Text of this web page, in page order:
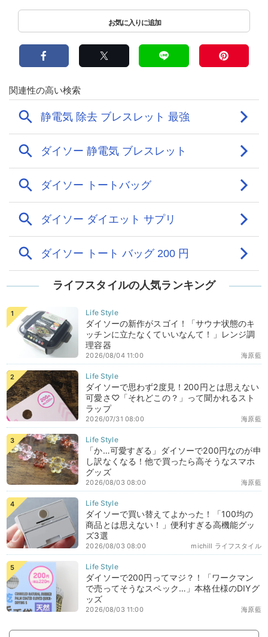
ライフスタイルの人気ランキング
ダイソーの新作がスゴイ！「サウナ状態のキ
ッチンに立たなくていいなんて！」レンジ調
理容器
海原藍
2026/08/04 11:00
ダイソーで思わず2度見！200円とは思えない
可愛さ♡「それどこの？」って聞かれるスト
ラップ
海原藍
2026/07/31 08:00
「か…可愛すぎる」ダイソーで200円なのが申
し訳なくなる！他で買ったら高そうなスマホ
グッズ
海原藍
2026/08/03 08:00
ダイソーで買い替えてよかった！「100均の
商品とは思えない！」便利すぎる高機能グッ
ズ3選
michill ライフスタイル
2026/08/03 08:00
ダイソーで200円ってマジ？！「ワークマン
で売ってそうなスペック…」本格仕様のDIYグ
ッズ
海原藍
2026/08/03 11:00